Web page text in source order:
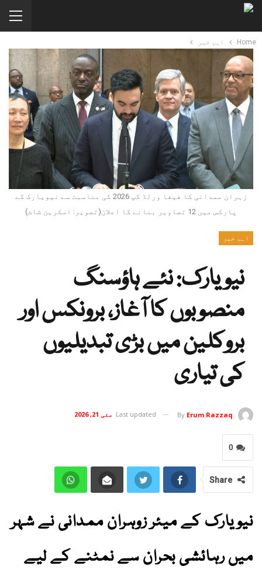
Home اہم خبر
زہران ممدانی کا فیفا ورلڈ کپ 2026 کی مناسبت سے نیویارک کے
پارکس میں 12 تصاویر بنانے کا اعلان(تصویر: اسکرین شاٹ)
اہم خبر
نیویارک: نئے ہاؤسنگ
منصوبوں کا آغاز، برونکس اور
بروکلین میں بڑی تبدیلیوں
کی تیاری
By Erum Razzaq
Last updated مئی 21, 2026
0
Share
نیویارک کے میئر زوہران ممدانی نے شہر
میں رہائشی بحران سے نمٹنے کے لیے